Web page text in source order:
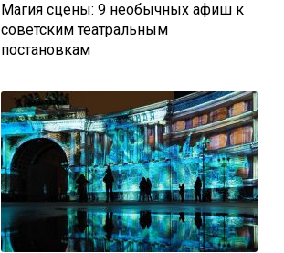
Магия сцены: 9 необычных афиш к
советским театральным
постановкам